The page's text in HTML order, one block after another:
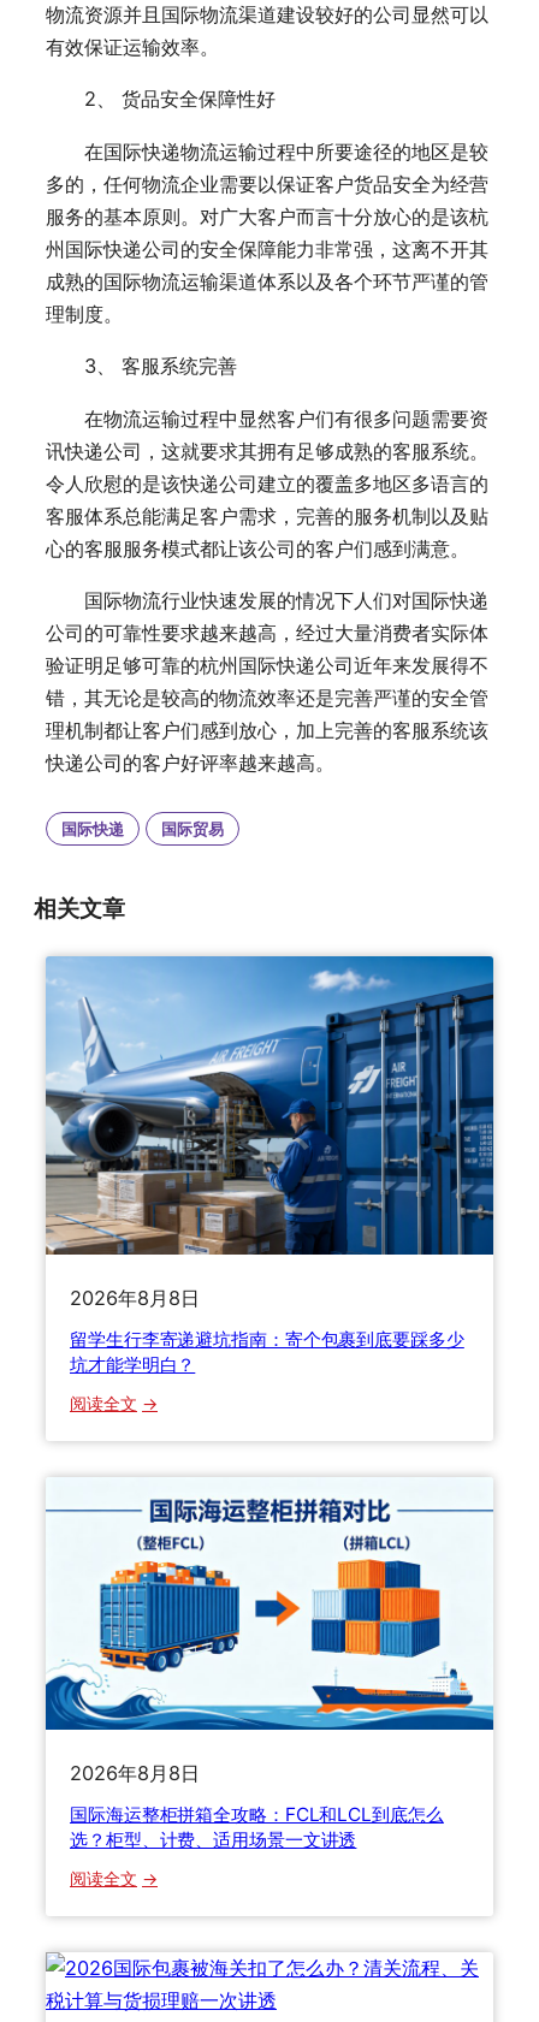
物流资源并且国际物流渠道建设较好的公司显然可以
有效保证运输效率。
2、 货品安全保障性好
在国际快递物流运输过程中所要途径的地区是较
多的，任何物流企业需要以保证客户货品安全为经营
服务的基本原则。对广大客户而言十分放心的是该杭
州国际快递公司的安全保障能力非常强，这离不开其
成熟的国际物流运输渠道体系以及各个环节严谨的管
理制度。
3、 客服系统完善
在物流运输过程中显然客户们有很多问题需要资
讯快递公司，这就要求其拥有足够成熟的客服系统。
令人欣慰的是该快递公司建立的覆盖多地区多语言的
客服体系总能满足客户需求，完善的服务机制以及贴
心的客服服务模式都让该公司的客户们感到满意。
国际物流行业快速发展的情况下人们对国际快递
公司的可靠性要求越来越高，经过大量消费者实际体
验证明足够可靠的杭州国际快递公司近年来发展得不
错，其无论是较高的物流效率还是完善严谨的安全管
理机制都让客户们感到放心，加上完善的客服系统该
快递公司的客户好评率越来越高。
国际快递 国际贸易
相关文章
2026年8月8日
留学生行李寄递避坑指南：寄个包裹到底要踩多少
坑才能学明白？
阅读全文 ：
行
李
寄
递
避
坑
南
：
寄
包
裹
到
踩
多
少
2026年8月8日
国际海运整柜拼箱全攻略：FCL和LCL到底怎么
选？柜型、计费、适用场景一文讲透
阅读全文 ：
海
运
整